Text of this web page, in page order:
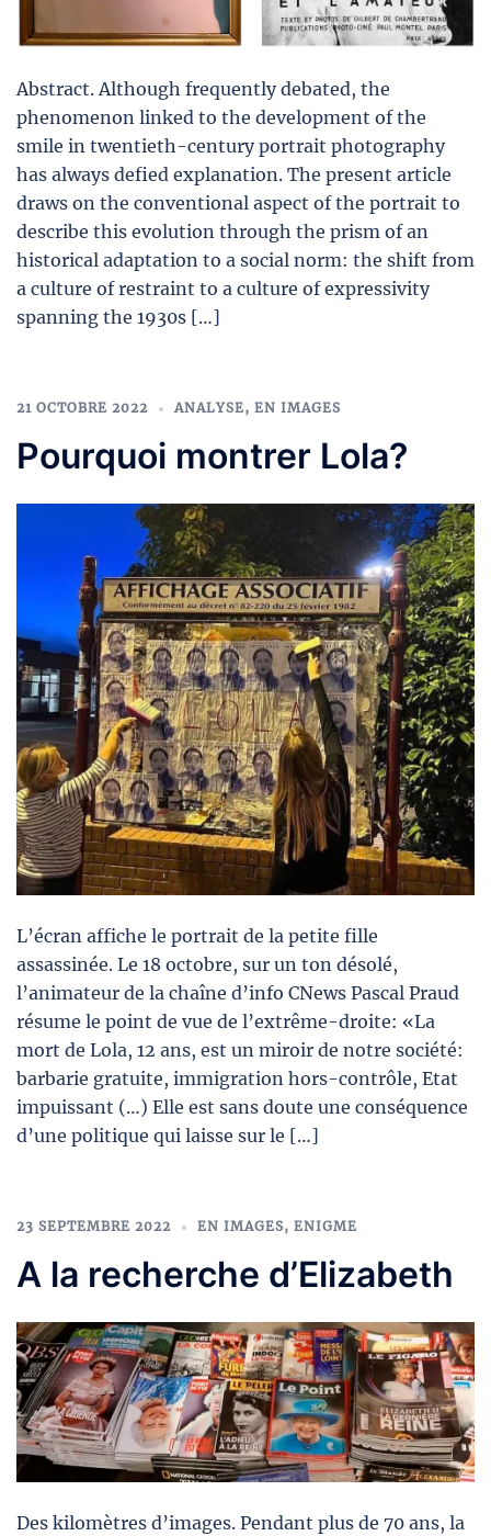
Abstract. Although frequently debated, the
phenomenon linked to the development of the
smile in twentieth-century portrait photography
has always defied explanation. The present article
draws on the conventional aspect of the portrait to
describe this evolution through the prism of an
historical adaptation to a social norm: the shift from
a culture of restraint to a culture of expressivity
spanning the 1930s […]
21 OCTOBRE 2022 ANALYSE, EN IMAGES
Pourquoi montrer Lola?
L’écran affiche le portrait de la petite fille
assassinée. Le 18 octobre, sur un ton désolé,
l’animateur de la chaîne d’info CNews Pascal Praud
résume le point de vue de l’extrême-droite: «La
mort de Lola, 12 ans, est un miroir de notre société:
barbarie gratuite, immigration hors-contrôle, Etat
impuissant (…) Elle est sans doute une conséquence
d’une politique qui laisse sur le […]
23 SEPTEMBRE 2022 EN IMAGES, ENIGME
A la recherche d’Elizabeth
Des kilomètres d’images. Pendant plus de 70 ans, la